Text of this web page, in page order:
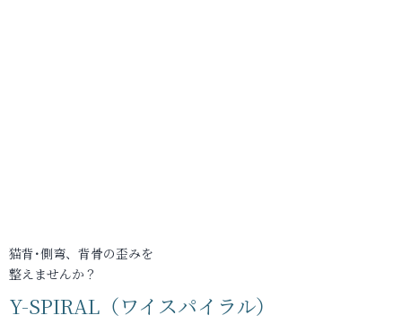
猫背･側弯、背骨の歪みを
整えませんか？
Y-SPIRAL（ワイスパイラル）